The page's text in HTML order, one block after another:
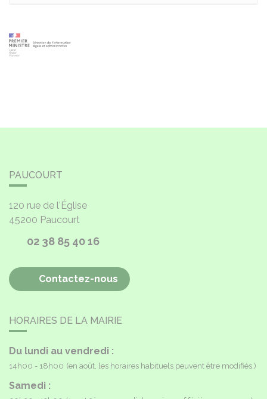
PAUCOURT
120 rue de l'Église
45200 Paucourt
02 38 85 40 16
Contactez-nous
HORAIRES DE LA MAIRIE
Du lundi au vendredi :
14h00 - 18h00 (en août, les horaires habituels peuvent être modifiés.)
Samedi :